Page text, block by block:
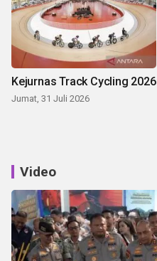
Kejurnas Track Cycling 2026
Jumat, 31 Juli 2026
Video